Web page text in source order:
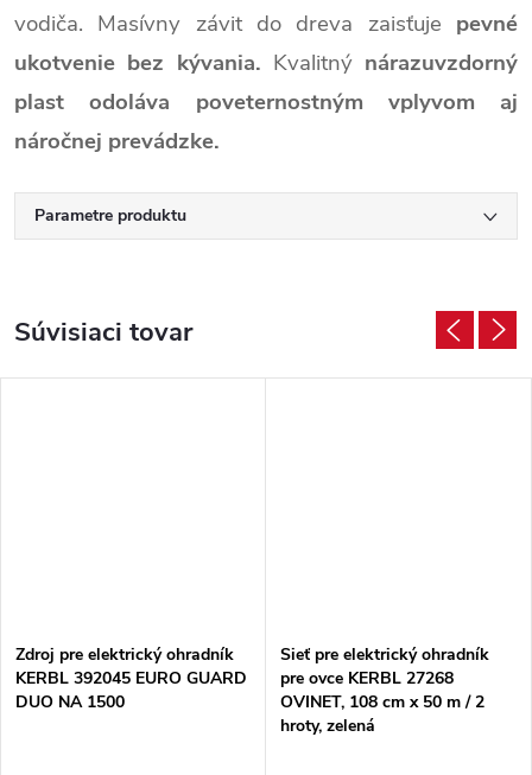
vodiča. Masívny závit do dreva zaisťuje pevné
ukotvenie bez kývania. Kvalitný nárazuvzdorný
plast odoláva poveternostným vplyvom aj
náročnej prevádzke.
Parametre produktu
Súvisiaci tovar
Zdroj pre elektrický ohradník
KERBL 392045 EURO GUARD
DUO NA 1500
Sieť pre elektrický ohradník
pre ovce KERBL 27268
OVINET, 108 cm x 50 m / 2
hroty, zelená